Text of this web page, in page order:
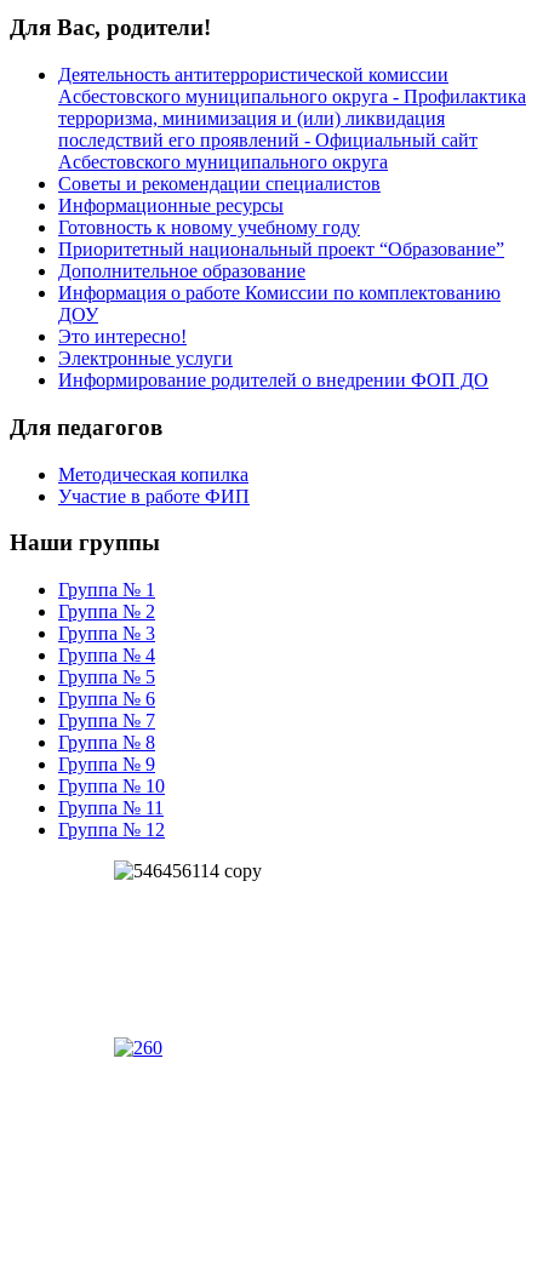
Для Вас, родители!
Деятельность антитеррористической комиссии
Асбестовского муниципального округа - Профилактика
терроризма, минимизация и (или) ликвидация
последствий его проявлений - Официальный сайт
Асбестовского муниципального округа
Советы и рекомендации специалистов
Информационные ресурсы
Готовность к новому учебному году
Приоритетный национальный проект “Образование”
Дополнительное образование
Информация о работе Комиссии по комплектованию
ДОУ
Это интересно!
Электронные услуги
Информирование родителей о внедрении ФОП ДО
Для педагогов
Методическая копилка
Участие в работе ФИП
Наши группы
Группа № 1
Группа № 2
Группа № 3
Группа № 4
Группа № 5
Группа № 6
Группа № 7
Группа № 8
Группа № 9
Группа № 10
Группа № 11
Группа № 12